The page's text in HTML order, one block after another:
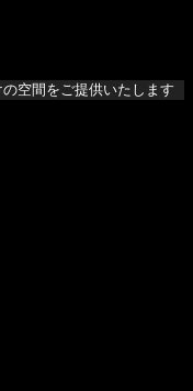
ご提供いたします